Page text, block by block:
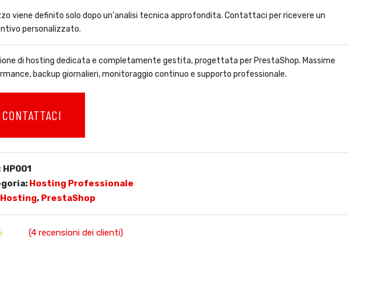
viene definito solo dopo un'analisi tecnica approfondita. Contattaci per ricevere un
personalizzato.
di hosting dedicata e completamente gestita, progettata per PrestaShop. Massime
backup giornalieri, monitoraggio continuo e supporto professionale.
CONTATTACI
HP001
Hosting Professionale
Hosting, PrestaShop
(4 recensioni dei clienti)